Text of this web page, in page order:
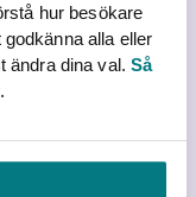
hur besökare
alla eller
ändra dina val.Så
.